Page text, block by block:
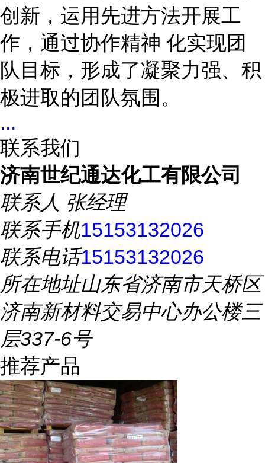
创新，运用先进方法开展工
作，通过协作精神 化实现团
队目标，形成了凝聚力强、积
极进取的团队氛围。
...
联系我们
济南世纪通达化工有限公司
联系人 张经理
联系手机15153132026
联系电话15153132026
所在地址山东省济南市天桥区
济南新材料交易中心办公楼三
层337-6号
推荐产品